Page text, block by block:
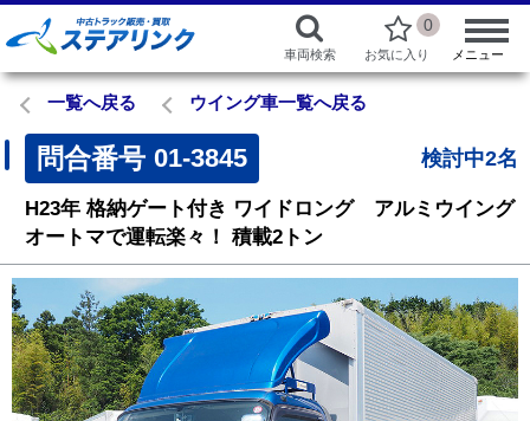
車両検索
0
お気に入り メニュー
一覧へ戻る ウイング車一覧へ戻る
問合番号 01-3845 検討中2名
H23年 格納ゲート付き ワイドロング アルミウイング
オートマで運転楽々！
積載2トン